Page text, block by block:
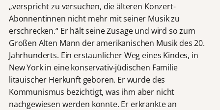
„verspricht zu versuchen, die älteren Konzert-
Abonnentinnen nicht mehr mit seiner Musik zu
erschrecken.“ Er hält seine Zusage und wird so zum
Großen Alten Mann der amerikanischen Musik des 20.
Jahrhunderts. Ein erstaunlicher Weg eines Kindes, in
New York in eine konservativ-jüdischen Familie
litauischer Herkunft geboren. Er wurde des
Kommunismus bezichtigt, was ihm aber nicht
nachgewiesen werden konnte. Er erkrankte an